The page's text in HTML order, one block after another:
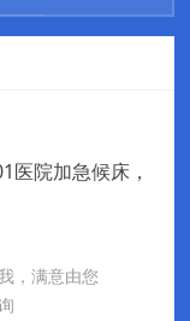
医院加急候床，
，满意由您